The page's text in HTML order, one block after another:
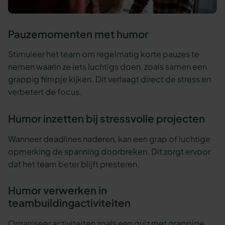
Pauzemomenten met humor
Stimuleer het team om regelmatig korte pauzes te
nemen waarin ze iets luchtigs doen, zoals samen een
grappig filmpje kijken. Dit verlaagt direct de stress en
verbetert de focus.
Humor inzetten bij stressvolle projecten
Wanneer deadlines naderen, kan een grap of luchtige
opmerking de spanning doorbreken. Dit zorgt ervoor
dat het team beter blijft presteren.
Humor verwerken in
teambuildingactiviteiten